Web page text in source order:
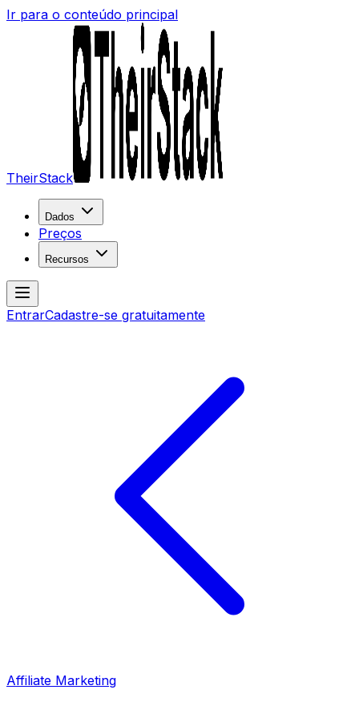
Ir para o conteúdo principal
TheirStack
Dados
Preços
Recursos
EntrarCadastre-se gratuitamente
Affiliate Marketing